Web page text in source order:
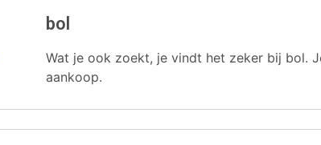
bol
Wat je ook zoekt, je vindt het zeker bij bol.
aankoop.